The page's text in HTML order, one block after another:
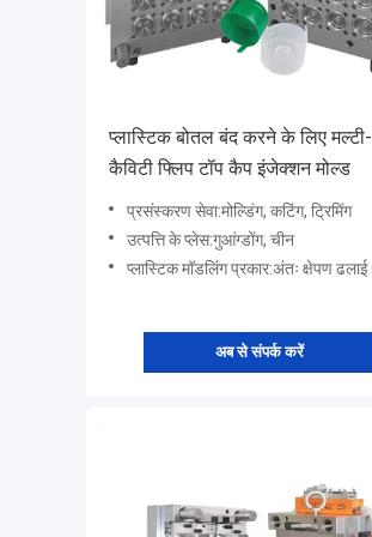
प्लास्टिक बोतल बंद करने के लिए मल्टी-
कैविटी फ्लिप टॉप कैप इंजेक्शन मोल्ड
प्रसंस्करण सेवा:मोल्डिंग, कटिंग, ट्रिमिंग
उत्पत्ति के प्लेस:गुआंग्डोंग, चीन
प्लास्टिक मॉडलिंग प्रकार:अंतः क्षेपण ढलाई
अब से संपर्क करें